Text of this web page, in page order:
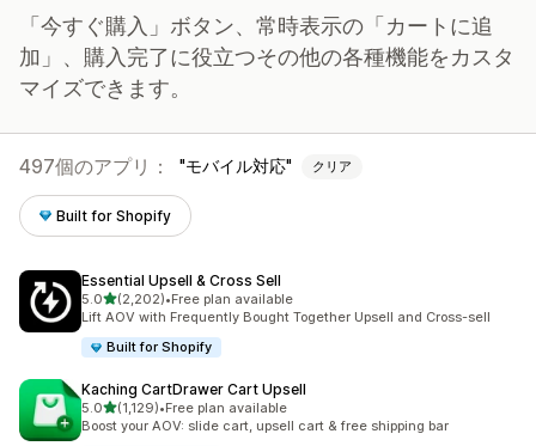
「今すぐ購入」ボタン、常時表示の「カートに追
加」、購入完了に役立つその他の各種機能をカスタ
マイズできます。
497個のアプリ： モバイル対応 クリア
Built for Shopify
Essential Upsell & Cross Sell
5.05つ星中
(2,202)
合計レビュー数：2202件
•Free plan available
Lift AOV with Frequently Bought Together Upsell and Cross-sell
Built for Shopify
Kaching CartDrawer Cart Upsell
5.05つ星中
(1,129)
合計レビュー数：1129件
•Free plan available
Boost your AOV: slide cart, upsell cart & free shipping bar